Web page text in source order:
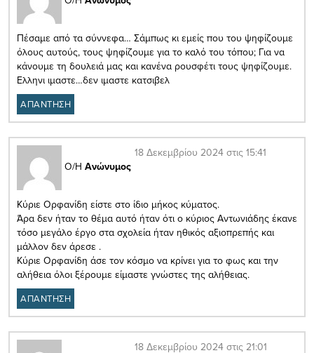
Πέσαμε από τα σύννεφα… Σάμπως κι εμείς που του ψηφίζουμε
όλους αυτούς, τους ψηφίζουμε για το καλό του τόπου; Για να
κάνουμε τη δουλειά μας και κανένα ρουσφέτι τους ψηφίζουμε.
Ελληνι ιμαστε…δεν ιμαστε κατσιβελ
ΑΠΑΝΤΗΣΗ
Ο/Η Ανώνυμος
18 Δεκεμβρίου 2024 στις 15:41
Κύριε Ορφανίδη είστε στο ίδιο μήκος κύματος.
Άρα δεν ήταν το θέμα αυτό ήταν ότι ο κύριος Αντωνιάδης έκανε
τόσο μεγάλο έργο στα σχολεία ήταν ηθικός αξιοπρεπής και
μάλλον δεν άρεσε .
Κύριε Ορφανίδη άσε τον κόσμο να κρίνει για το φως και την
αλήθεια όλοι ξέρουμε είμαστε γνώστες της αλήθειας.
ΑΠΑΝΤΗΣΗ
18 Δεκεμβρίου 2024 στις 21:01